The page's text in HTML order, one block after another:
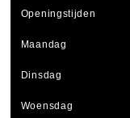
Openingstijden
Maandag
Dinsdag
Woensdag